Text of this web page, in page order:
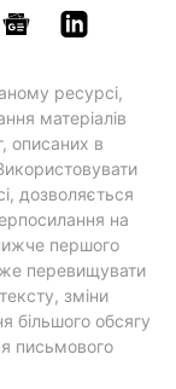
ресурсі,
матеріалів
описаних в
дозволяється
на
першого
перевищувати
зміни
більшого обсягу
письмового